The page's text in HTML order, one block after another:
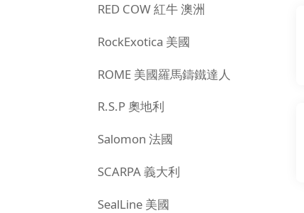
RED COW 紅牛 澳洲
RockExotica 美國
ROME 美國羅馬鑄鐵達人
R.S.P 奧地利
Salomon 法國
SCARPA 義大利
SealLine 美國